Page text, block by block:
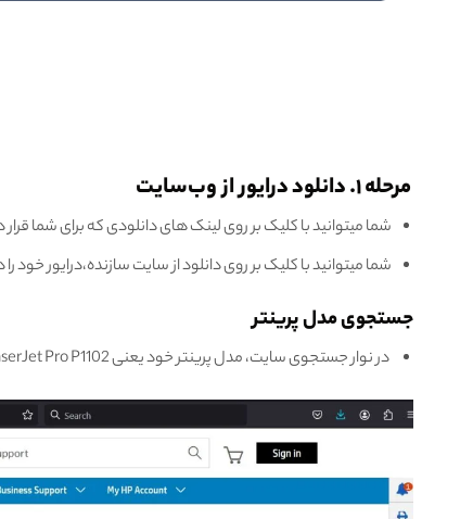
مرحله ۱. دانلود درایور از وب‌سایت
شما میتوانید با کلیک بر روی لینک های دانلودی که برای شما قرار
شما میتوانید با کلیک بر روی دانلود از سایت سازنده،درایور خود را
جستجوی مدل پرینتر
در نوار جستجوی سایت، مدل پرینتر خود یعنی HP LaserJet Pro P1102 را وارد کنید و جستجو کنید.